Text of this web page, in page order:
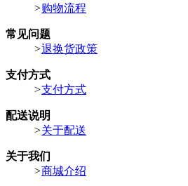
>购物流程
常见问题
>退换货政策
支付方式
>支付方式
配送说明
>关于配送
关于我们
>商城介绍